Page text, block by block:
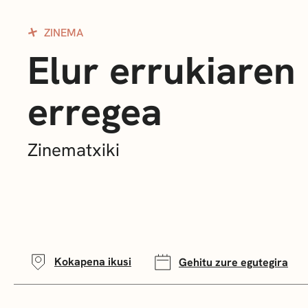
ZINEMA
Elur errukiaren
erregea
Zinematxiki
Kokapena ikusi Gehitu zure egutegira